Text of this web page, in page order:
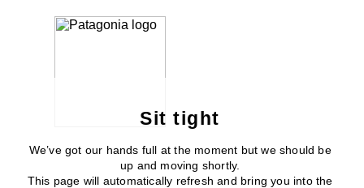
Sit tight
We’ve got our hands full at the moment but we should be
up and moving shortly.
This page will automatically refresh and bring you into the